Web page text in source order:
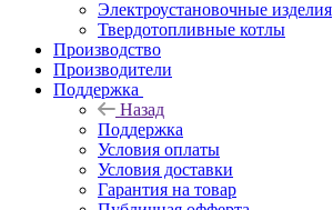
Электроустановочные изделия
Твердотопливные котлы
Производство
Производители
Поддержка
Назад
Поддержка
Условия оплаты
Условия доставки
Гарантия на товар